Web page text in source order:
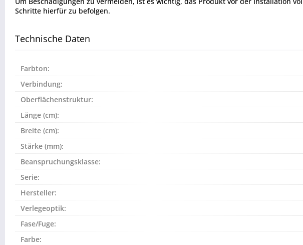
Schritte hierfür zu befolgen.
Technische Daten
Farbton:
Verbindung:
Oberflächenstruktur:
Länge (cm):
Breite (cm):
Stärke (mm):
Beanspruchungsklasse:
Serie:
Hersteller:
Verlegeoptik:
Fase/Fuge:
Farbe: